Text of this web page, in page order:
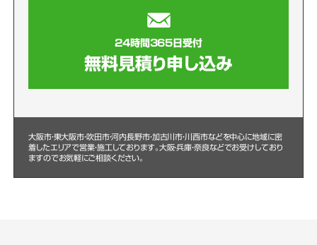
24時間365日受付
無料見積り申し込み
大阪市・東大阪市・吹田市・河内長野市・加古川市・川西市などを中心に地域に密
着したエリアで営業・施工しております。大阪・兵庫・奈良などでお受けしており
ますのでお気軽にご相談ください。